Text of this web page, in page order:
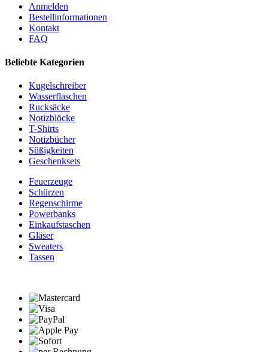
Anmelden
Bestellinformationen
Kontakt
FAQ
Beliebte Kategorien
Kugelschreiber
Wasserflaschen
Rucksäcke
Notizblöcke
T-Shirts
Notizbücher
Süßigkeiten
Geschenksets
Feuerzeuge
Schürzen
Regenschirme
Powerbanks
Einkaufstaschen
Gläser
Sweaters
Tassen